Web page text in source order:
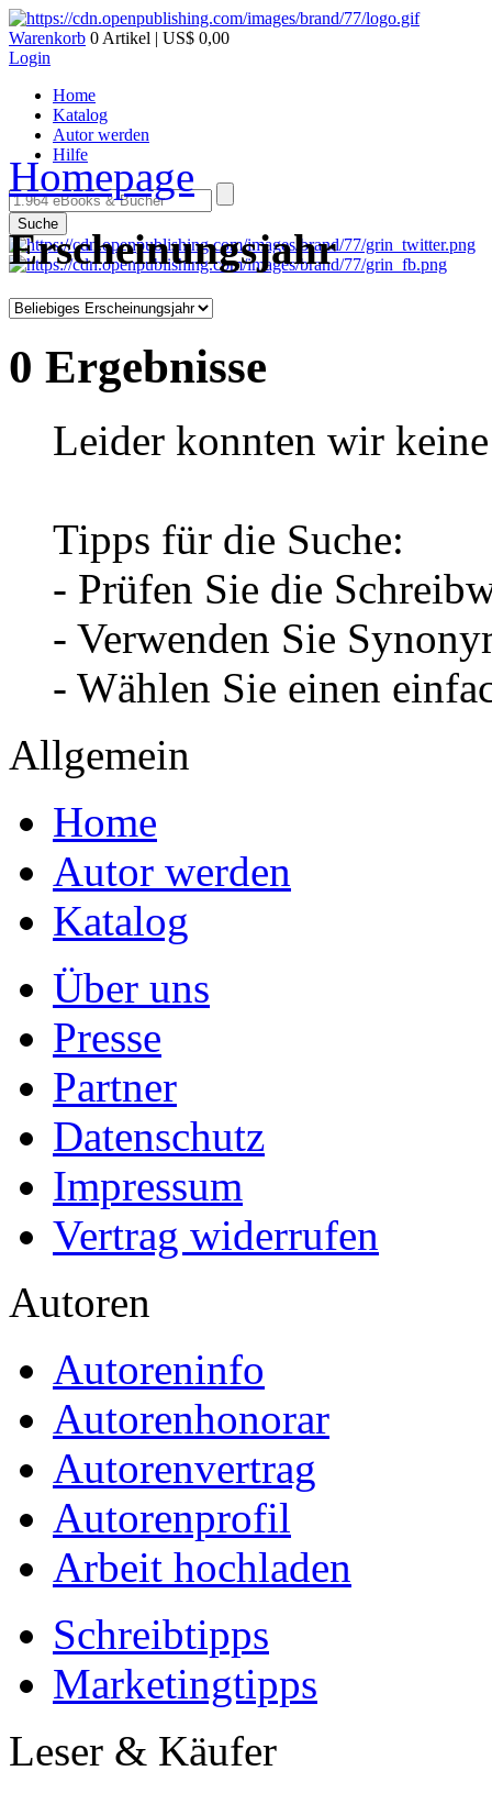
Warenkorb 0 Artikel | US$ 0,00
Login
Home
Katalog
Autor werden
Hilfe
Suche
Homepage
Erscheinungsjahr
0 Ergebnisse
Leider konnten wir
Tipps für die Suche:
- Prüfen Sie die
- Verwenden Sie
- Wählen Sie einen
Allgemein
Home
Autor werden
Katalog
Über uns
Presse
Partner
Datenschutz
Impressum
Vertrag widerrufen
Autoren
Autoreninfo
Autorenhonorar
Autorenvertrag
Autorenprofil
Arbeit hochladen
Schreibtipps
Marketingtipps
Leser & Käufer